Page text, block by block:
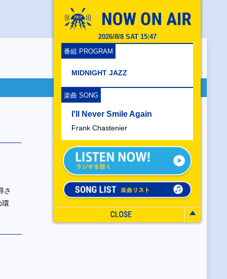
2026/8/8 SAT 15:47
番組 PROGRAM
MIDNIGHT JAZZ
楽曲 SONG
I'll Never Smile Again
Frank Chastenier
さ
環